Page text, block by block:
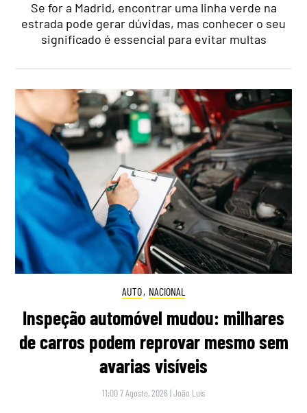
Se for a Madrid, encontrar uma linha verde na
estrada pode gerar dúvidas, mas conhecer o seu
significado é essencial para evitar multas
AUTO, NACIONAL
Inspeção automóvel mudou: milhares
de carros podem reprovar mesmo sem
avarias visíveis
11:00 7 Agosto, 2026 |João Luís